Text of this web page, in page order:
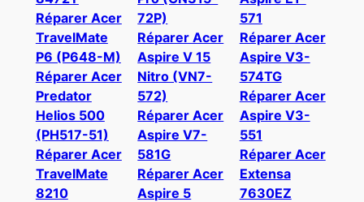
Réparer Acer
TravelMate
P6 (P648-M)
Réparer Acer
Predator
Helios 500
(PH517-51)
Réparer Acer
TravelMate
8210
72P)
Réparer Acer
Aspire V 15
Nitro (VN7-
572)
Réparer Acer
Aspire V7-
581G
Réparer Acer
Aspire 5
571
Réparer Acer
Aspire V3-
574TG
Réparer Acer
Aspire V3-
551
Réparer Acer
Extensa
7630EZ